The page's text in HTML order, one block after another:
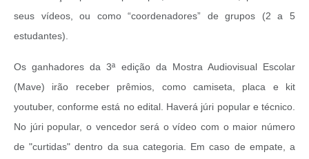
seus vídeos, ou como “coordenadores” de grupos (2 a 5
estudantes).
Os ganhadores da 3ª edição da Mostra Audiovisual Escolar
(Mave) irão receber prêmios, como camiseta, placa e kit
youtuber, conforme está no edital. Haverá júri popular e técnico.
No júri popular, o vencedor será o vídeo com o maior número
de "curtidas" dentro da sua categoria. Em caso de empate, a